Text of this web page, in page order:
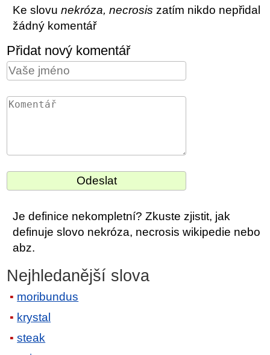
Ke slovunekróza, necrosis zatím nikdo nepřidal
žádný komentář
Přidat nový komentář
Je definice nekompletní? Zkuste zjistit, jak
definuje slovo nekróza, necrosis wikipedie nebo
abz.
Nejhledanější slova
moribundus
krystal
steak